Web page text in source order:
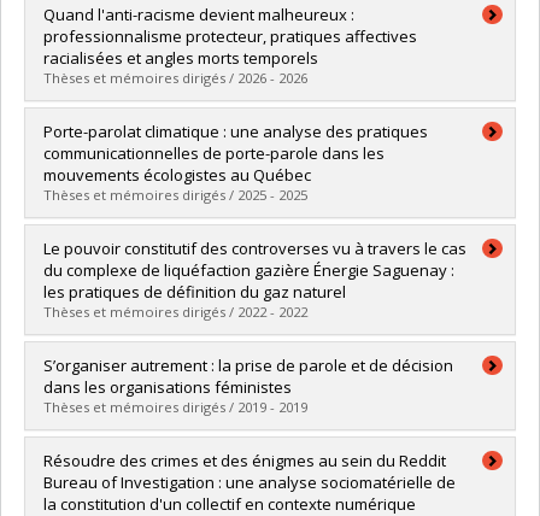
Graduate :Hamon, Amandine
Cycle :Doctoral
Grade :Ph. D.
Lien vers le document dans Papyrus
Quand l'anti-racisme devient malheureux :
professionnalisme protecteur, pratiques affectives
racialisées et angles morts temporels
Thèses et mémoires dirigés / 2026 - 2026
Graduate :Zoghlami, Khaoula
Cycle :Doctoral
Grade :Ph. D.
Lien vers le document dans Papyrus
Porte-parolat climatique : une analyse des pratiques
communicationnelles de porte-parole dans les
mouvements écologistes au Québec
Thèses et mémoires dirigés / 2025 - 2025
Graduate :Vianou, Jonathan
Cycle :Master's
Grade :M. Sc.
Lien vers le document dans Papyrus
Le pouvoir constitutif des controverses vu à travers le cas
du complexe de liquéfaction gazière Énergie Saguenay :
les pratiques de définition du gaz naturel
Thèses et mémoires dirigés / 2022 - 2022
Graduate : Bilodeau, Julie
Cycle :Master's
Grade :M. Sc.
Lien vers le document dans Papyrus
S’organiser autrement : la prise de parole et de décision
dans les organisations féministes
Thèses et mémoires dirigés / 2019 - 2019
Graduate :Meunier, Véronique
Cycle :Master's
Grade :M. Sc.
Résoudre des crimes et des énigmes au sein du Reddit
Bureau of Investigation : une analyse sociomatérielle de
la constitution d'un collectif en contexte numérique